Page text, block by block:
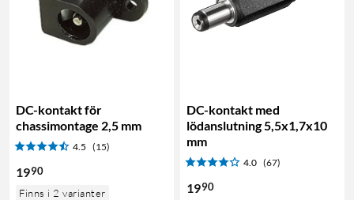
DC-kontakt för
chassimontage 2,5 mm
4.5 (15)
1990
Finns i 2 varianter
DC-kontakt med
lödanslutning 5,5x1,7x10
mm
4.0 (67)
1990